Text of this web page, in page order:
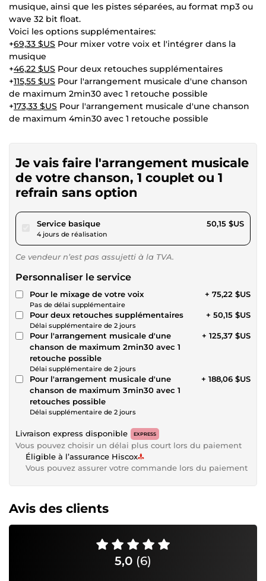
musique, ainsi que les pistes séparées, au format mp3 ou
wave 32 bit float.
Voici les options supplémentaires:
+69,33 $US Pour mixer votre voix et l'intégrer dans la
musique
+46,22 $US Pour deux retouches supplémentaires
+115,55 $US Pour l'arrangement musicale d'une chanson
de maximum 2min30 avec 1 retouche possible
+173,33 $US Pour l'arrangement musicale d'une chanson
de maximum 4min30 avec 1 retouche possible
Je vais faire l'arrangement musicale
de votre chanson, 1 couplet ou 1
refrain sans option
Service basiquepour 46,22 $US
4 jours de réalisation
50,15 $US
Ce vendeur n’est pas assujetti à la TVA.
Personnaliser le service
Pour le mixage de votre voix
Pas de délai supplémentaire
+ 75,22 $US
Pour deux retouches supplémentaires
Délai supplémentaire de 2 jours
+ 50,15 $US
Pour l'arrangement musicale d'une
chanson de maximum 2min30 avec 1
retouche possible
Délai supplémentaire de 2 jours
+ 125,37 $US
Pour l'arrangement musicale d'une
chanson de maximum 3min30 avec 1
retouches possible
Délai supplémentaire de 2 jours
+ 188,06 $US
Livraison express disponible EXPRESS
Vous pouvez choisir un délai plus court lors du paiement
Éligible à l’assurance Hiscox
Vous pouvez assurer votre commande lors du paiement
Avis des clients
5,0 (6)